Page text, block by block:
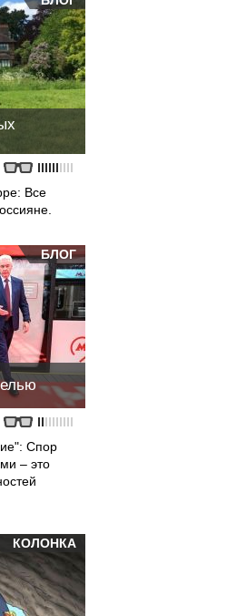
Все
БЛОГ
Спор
– это
КОЛОНКА